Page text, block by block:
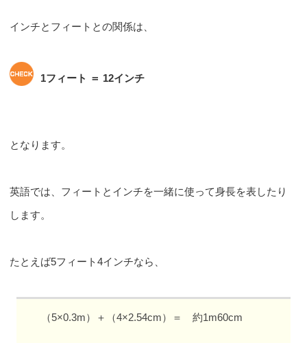
インチとフィートとの関係は、
1フィート ＝ 12インチ
となります。
英語では、フィートとインチを一緒に使って身長を表したり
します。
たとえば5フィート4インチなら、
（5×0.3m）＋（4×2.54cm）＝ 約1m60cm